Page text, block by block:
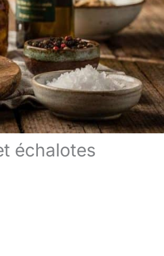
échalotes